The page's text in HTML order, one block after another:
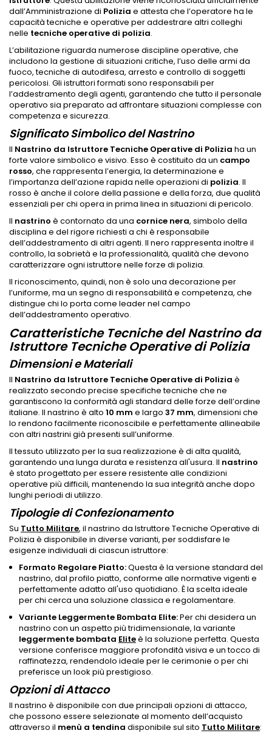
dall’Amministrazione di Polizia e attesta che l’operatore ha le
capacità tecniche e operative per addestrare altri colleghi
nelle tecniche operative di polizia.
L’abilitazione riguarda numerose discipline operative, che
includono la gestione di situazioni critiche, l’uso delle armi da
fuoco, tecniche di autodifesa, arresto e controllo di soggetti
pericolosi. Gli istruttori formati sono responsabili per
l’addestramento degli agenti, garantendo che tutto il personale
operativo sia preparato ad affrontare situazioni complesse con
competenza e sicurezza.
Significato Simbolico del Nastrino
Il Nastrino da Istruttore Tecniche Operative di Polizia ha un
forte valore simbolico e visivo. Esso è costituito da un campo
rosso, che rappresenta l’energia, la determinazione e
l’importanza dell’azione rapida nelle operazioni di polizia. Il
rosso è anche il colore della passione e della forza, due qualità
essenziali per chi opera in prima linea in situazioni di pericolo.
Il nastrino è contornato da una cornice nera, simbolo della
disciplina e del rigore richiesti a chi è responsabile
dell’addestramento di altri agenti. Il nero rappresenta inoltre il
controllo, la sobrietà e la professionalità, qualità che devono
caratterizzare ogni istruttore nelle forze di polizia.
Il riconoscimento, quindi, non è solo una decorazione per
l’uniforme, ma un segno di responsabilità e competenza, che
distingue chi lo porta come leader nel campo
dell’addestramento operativo.
Caratteristiche Tecniche del Nastrino da
Istruttore Tecniche Operative di Polizia
Dimensioni e Materiali
Il Nastrino da Istruttore Tecniche Operative di Polizia è
realizzato secondo precise specifiche tecniche che ne
garantiscono la conformità agli standard delle forze dell’ordine
italiane. Il nastrino è alto 10 mm e largo 37 mm, dimensioni che
lo rendono facilmente riconoscibile e perfettamente allineabile
con altri nastrini già presenti sull’uniforme.
Il tessuto utilizzato per la sua realizzazione è di alta qualità,
garantendo una lunga durata e resistenza all'usura. Il nastrino
è stato progettato per essere resistente alle condizioni
operative più difficili, mantenendo la sua integrità anche dopo
lunghi periodi di utilizzo.
Tipologie di Confezionamento
Su Tutto Militare, il nastrino da Istruttore Tecniche Operative di
Polizia è disponibile in diverse varianti, per soddisfare le
esigenze individuali di ciascun istruttore:
Formato Regolare Piatto:Questa è la versione standard del
nastrino, dal profilo piatto, conforme alle normative vigenti e
perfettamente adatto all'uso quotidiano. È la scelta ideale
per chi cerca una soluzione classica e regolamentare.
Variante Leggermente Bombata Elite:Per chi desidera un
nastrino con un aspetto più tridimensionale, la variante
leggermente bombata Eliteè la soluzione perfetta. Questa
versione conferisce maggiore profondità visiva e un tocco di
raffinatezza, rendendolo ideale per le cerimonie o per chi
preferisce un look più prestigioso.
Opzioni di Attacco
Il nastrino è disponibile con due principali opzioni di attacco,
che possono essere selezionate al momento dell’acquisto
attraverso il menù a tendina disponibile sul sito Tutto Militare: